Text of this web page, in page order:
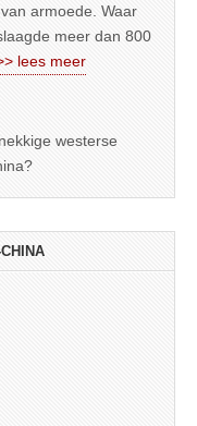
armoede. Waar
meer dan 800
lees meer
westerse